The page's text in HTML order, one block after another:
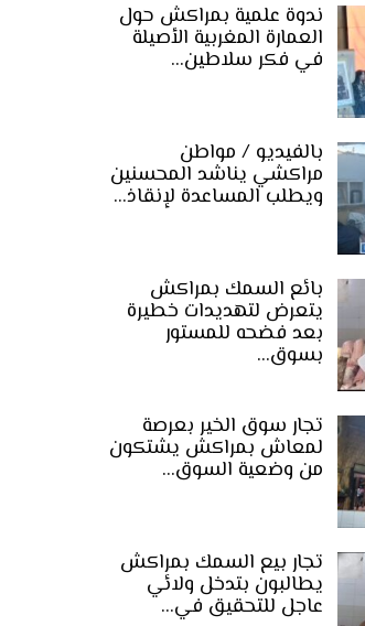
ندوة علمية بمراكش حول
العمارة المغربية الأصيلة
في فكر سلاطين…
بالفيديو / مواطن
مراكشي يناشد المحسنين
ويطلب المساعدة لإنقاذ…
بائع السمك بمراكش
يتعرض لتهديدات خطيرة
بعد فضحه للمستور
بسوق…
تجار سوق الخير بعرصة
لمعاش بمراكش يشتكون
من وضعية السوق…
تجار بيع السمك بمراكش
يطالبون بتدخل ولائي
عاجل للتحقيق في…